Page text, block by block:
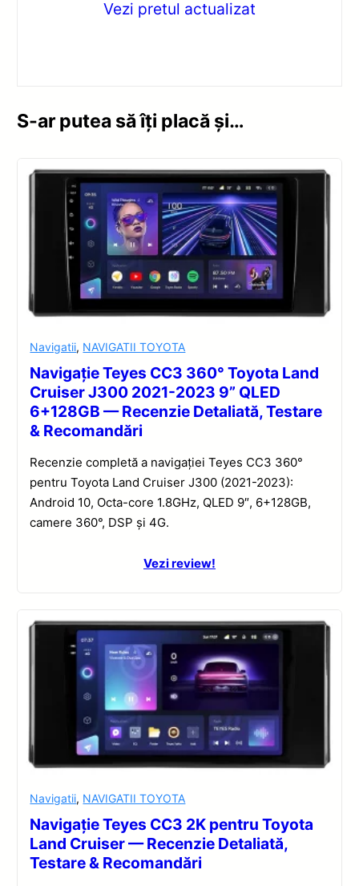
Vezi pretul actualizat
S-ar putea să îți placă și…
Navigatii, NAVIGATII TOYOTA
Navigație Teyes CC3 360° Toyota Land
Cruiser J300 2021-2023 9” QLED
6+128GB — Recenzie Detaliată, Testare
& Recomandări
Recenzie completă a navigației Teyes CC3 360°
pentru Toyota Land Cruiser J300 (2021-2023):
Android 10, Octa-core 1.8GHz, QLED 9″, 6+128GB,
camere 360°, DSP și 4G.
Vezi review!
Navigatii, NAVIGATII TOYOTA
Navigație Teyes CC3 2K pentru Toyota
Land Cruiser — Recenzie Detaliată,
Testare & Recomandări